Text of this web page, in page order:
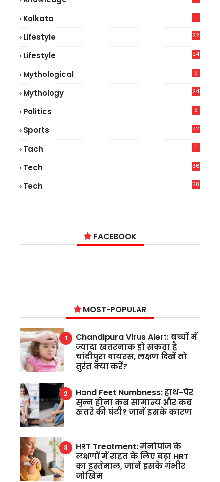
Kolkata 1
Lifestyle
22
Lifestyle
24
Mythological 9
Mythology 24
Politics 3
Sports 32
Tach 1
Tech
66
Tech
58
FACEBOOK
MOST-POPULAR
Chandipura Virus Alert: बच्चों में
ज्यादा खतरनाक हो सकता है
चांदीपुरा वायरस, लक्षण दिखें तो
तुरंत क्या करें?
Hand Feet Numbness: हाथ-पैर
सुन्न होना कब सामान्य और कब
खतरे की घंटी? जानें इसके कारण
HRT Treatment: मेनोपॉज के
लक्षणों में राहत के लिए बढ़ा HRT
का इस्तेमाल, जानें इसके गंभीर
जोखिम